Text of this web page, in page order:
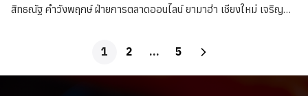
สิทธณัฐ คำวังพฤกษ์ ฝ่ายการตลาดออนไลน์ ยามาฮ่า เชียงใหม่ เจริญ
1 2 … 5